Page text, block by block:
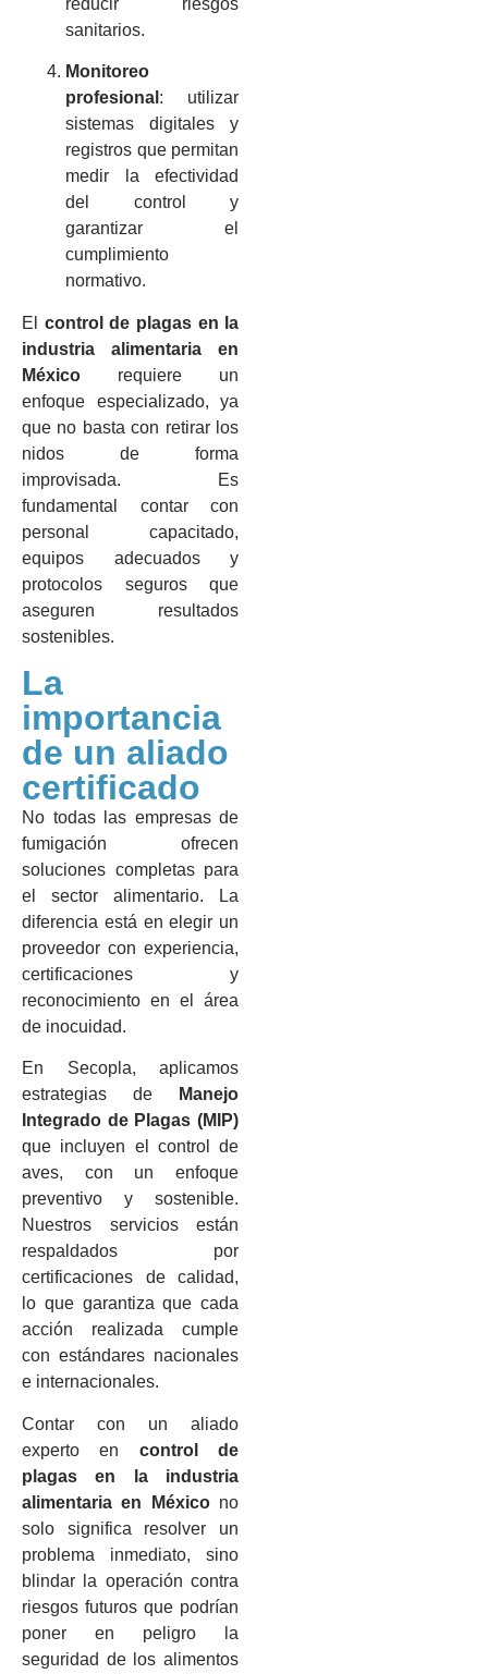
reducir riesgos
sanitarios.
Monitoreo
profesional : utilizar
sistemas digitales y
registros que permitan
medir la efectividad
del control y
garantizar el
cumplimiento
normativo.
El control de plagas en la
industria alimentaria en
México requiere un
enfoque especializado, ya
que no basta con retirar los
nidos de forma
improvisada. Es
fundamental contar con
personal capacitado,
equipos adecuados y
protocolos seguros que
aseguren resultados
sostenibles.
La
importancia
de un aliado
certificado
No todas las empresas de
fumigación ofrecen
soluciones completas para
el sector alimentario. La
diferencia está en elegir un
proveedor con experiencia,
certificaciones y
reconocimiento en el área
de inocuidad.
En Secopla, aplicamos
estrategias de
Manejo
Integrado de Plagas (MIP)
que incluyen el control de
aves, con un enfoque
preventivo y sostenible.
Nuestros servicios están
respaldados por
certificaciones de calidad,
lo que garantiza que cada
acción realizada cumple
con estándares nacionales
e internacionales.
Contar con un aliado
experto en control de
plagas en la industria
alimentaria en Méxicono
solo significa resolver un
problema inmediato, sino
blindar la operación contra
riesgos futuros que podrían
poner en peligro la
seguridad de los alimentos